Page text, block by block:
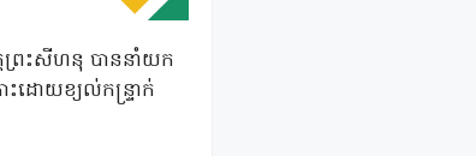
តព្រះសីហនុ បាននាំយក
ដោយខ្យល់កន្ទ្រាក់